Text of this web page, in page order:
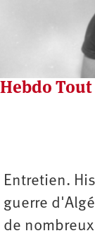
Hebdo Tout
Entretien.
guerre
de